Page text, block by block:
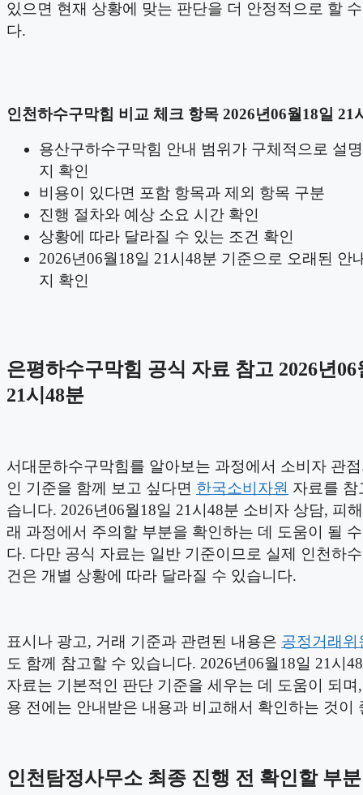
있으면 현재 상황에 맞는 판단을 더 안정적으로 할
다.
인천하수구막힘 비교 체크 항목 2026년06월18일 21
용산구하수구막힘 안내 범위가 구체적으로 설
지 확인
비용이 있다면 포함 항목과 제외 항목 구분
진행 절차와 예상 소요 시간 확인
상황에 따라 달라질 수 있는 조건 확인
2026년06월18일 21시48분 기준으로 오래된 안
지 확인
은평하수구막힘 공식 자료 참고 2026년06
21시48분
서대문하수구막힘를 알아보는 과정에서 소비자 관
인 기준을 함께 보고 싶다면 한국소비자원 자료를 참
습니다. 2026년06월18일 21시48분 소비자 상담, 피
래 과정에서 주의할 부분을 확인하는 데 도움이 될
다. 다만 공식 자료는 일반 기준이므로 실제 인천하
건은 개별 상황에 따라 달라질 수 있습니다.
표시나 광고, 거래 기준과 관련된 내용은 공정거래위
도 함께 참고할 수 있습니다. 2026년06월18일 21시
자료는 기본적인 판단 기준을 세우는 데 도움이 되며
용 전에는 안내받은 내용과 비교해서 확인하는 것이
인천탐정사무소 최종 진행 전 확인할 부분